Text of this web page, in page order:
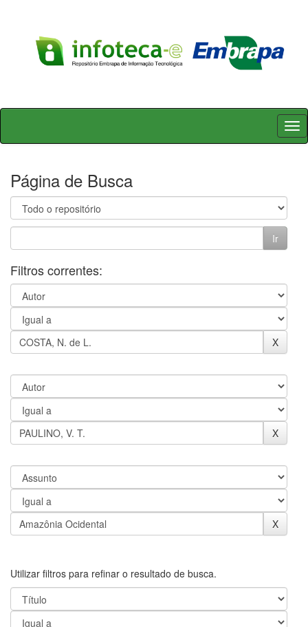
Skip
Página de Busca
Filtros correntes:
Utilizar filtros para refinar o resultado de busca.